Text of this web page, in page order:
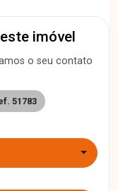
imóvel
o seu contato
51783